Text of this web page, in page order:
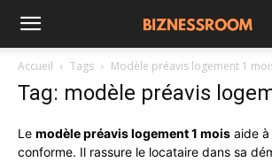
Accueil Tags Modèle préavis logement 1
Tag: modèle préavis
Le modèle préavis logement 1 mois aide
conforme. Il rassure le locataire dans sa